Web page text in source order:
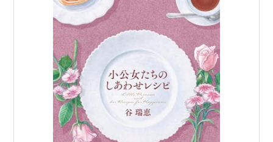
伯爵と妖精シリーズ
失われた王国と神々の千一夜物語 さまよう愛の果て